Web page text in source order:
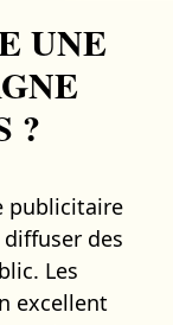
UNE
?
publicitaire
des
Les
excellent